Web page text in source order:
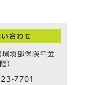
い合わせ
環境部保険年金
）
7701